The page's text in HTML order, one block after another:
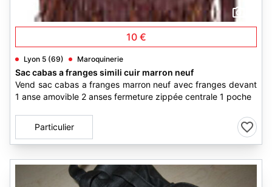
10 €
Lyon 5 (69) Maroquinerie
Sac cabas a franges simili cuir marron neuf
Vend sac cabas a franges marron neuf avec franges devant
1 anse amovible 2 anses fermeture zippée centrale 1 poche
Particulier